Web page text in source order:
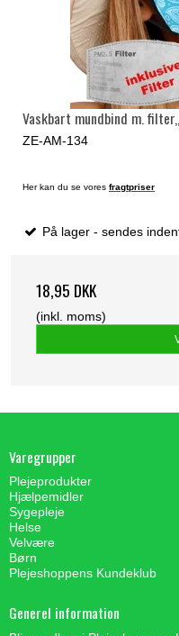
Vaskbart mundbind m.
ZE-AM-134
Her kan du se vores fragtpriser
På lager - sendes
18,95 DKK
(inkl. moms)
Varegrupper
Plejeprodukter
Hjælpemidler
Sygepleje
Helse
Velvære
Børn
Plejeshoppens Kundeklub
Generel information